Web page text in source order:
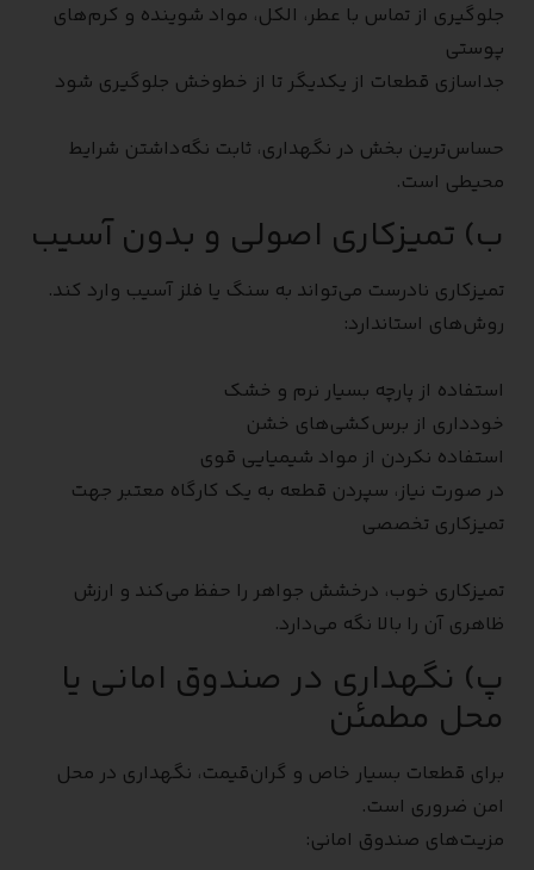
جلوگیری از تماس با عطر، الکل، مواد شوینده و کرم‌های
پوستی
جداسازی قطعات از یکدیگر تا از خط‌وخش جلوگیری شود
حساس‌ترین بخش در نگهداری، ثابت نگه‌داشتن شرایط
محیطی است.
ب) تمیزکاری اصولی و بدون آسیب
تمیزکاری نادرست می‌تواند به سنگ یا فلز آسیب وارد کند.
روش‌های استاندارد:
استفاده از پارچه بسیار نرم و خشک
خودداری از برس‌کشی‌های خشن
استفاده نکردن از مواد شیمیایی قوی
در صورت نیاز، سپردن قطعه به یک کارگاه معتبر جهت
تمیزکاری تخصصی
تمیزکاری خوب، درخشش جواهر را حفظ می‌کند و ارزش
ظاهری آن را بالا نگه می‌دارد.
پ) نگهداری در صندوق امانی یا
محل مطمئن
برای قطعات بسیار خاص و گران‌قیمت، نگهداری در محل
امن ضروری است.
مزیت‌های صندوق امانی: